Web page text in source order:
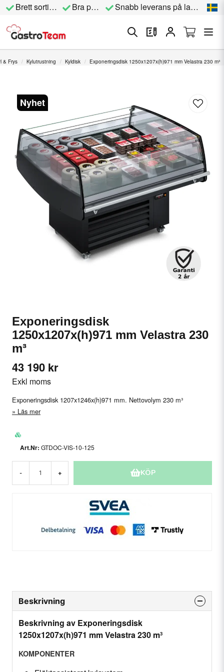
Brett sortiment Bra priser Snabb leverans på lagervara
& Frys Kylutrustning Kyldisk Exponeringsdisk 1250x1207x(h)971 mm Velastra 230 m³
Nyhet
Exponeringsdisk
1250x1207x(h)971 mm Velastra 230
m³
43 190 kr
Exkl moms
Exponeringsdisk 1207x1246x(h)971 mm. Nettovolym 230 m³
Läs mer
GTDOC-VIS-10-125
- + KÖP
Beskrivning
Beskrivning av Exponeringsdisk
1250x1207x(h)971 mm Velastra 230 m³
KOMPONENTER